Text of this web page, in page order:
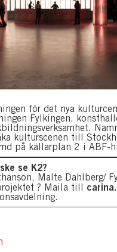
för det nya
Fylkingen,
kulturscenen till
på källarplan 2 i ABF-
se K2?
Malte Dahlberg/
? Maila till